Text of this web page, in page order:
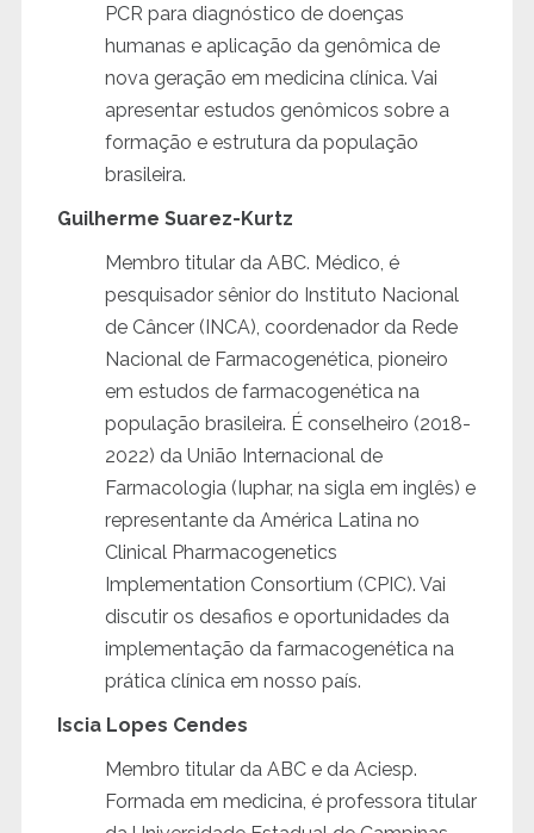
PCR para diagnóstico de doenças
humanas e aplicação da genômica de
nova geração em medicina clínica. Vai
apresentar estudos genômicos sobre a
formação e estrutura da população
brasileira.
Guilherme Suarez-Kurtz
Membro titular da ABC. Médico, é
pesquisador sênior do Instituto Nacional
de Câncer (INCA), coordenador da Rede
Nacional de Farmacogenética, pioneiro
em estudos de farmacogenética na
população brasileira. É conselheiro (2018-
2022) da União Internacional de
Farmacologia (Iuphar, na sigla em inglês) e
representante da América Latina no
Clinical Pharmacogenetics
Implementation Consortium (CPIC). Vai
discutir os desafios e oportunidades da
implementação da farmacogenética na
prática clínica em nosso país.
Iscia Lopes Cendes
Membro titular da ABC e da Aciesp.
Formada em medicina, é professora titular